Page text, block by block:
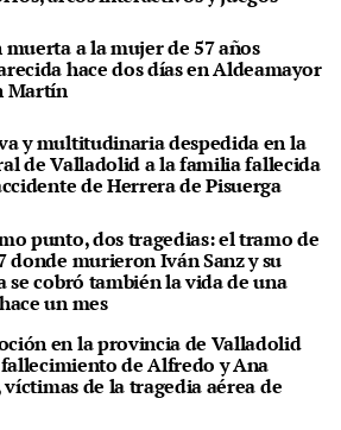
muerta a la mujer de 57 años
hace dos días en Aldeamayor
Martín
y multitudinaria despedida en la
de Valladolid a la familia fallecida
de Herrera de Pisuerga
punto, dos tragedias: el tramo de
donde murieron Iván Sanz y su
se cobró también la vida de una
un mes
en la provincia de Valladolid
de Alfredo y Ana
víctimas de la tragedia aérea de